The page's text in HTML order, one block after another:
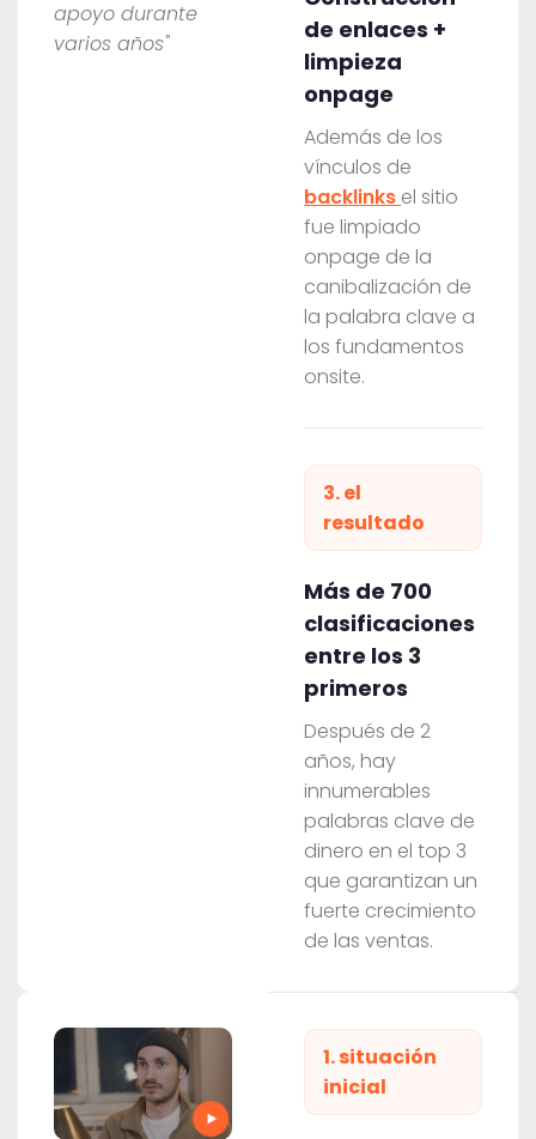
apoyo durante
varios años"
de enlaces +
limpieza
onpage
Además de los
vínculos de
backlinks el sitio
fue limpiado
onpage de la
canibalización de
la palabra clave a
los fundamentos
onsite.
3. el
resultado
Más de 700
clasificaciones
entre los 3
primeros
Después de 2
años, hay
innumerables
palabras clave de
dinero en el top 3
que garantizan un
fuerte crecimiento
de las ventas.
1. situación
inicial